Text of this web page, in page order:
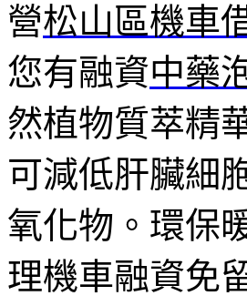
營松山區機車
您有融資中藥
然植物質萃精
可減低肝臟細
氧化物。環保
理機車融資免